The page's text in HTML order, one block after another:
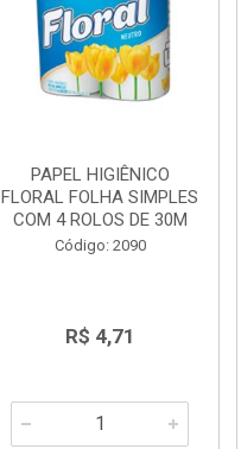
PAPEL HIGIÊNICO
FLORAL FOLHA SIMPLES
COM 4 ROLOS DE 30M
Código: 2090
R$ 4,71